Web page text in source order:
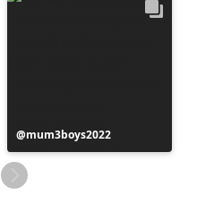
Post
opublikowany
przez
mum3boys2022